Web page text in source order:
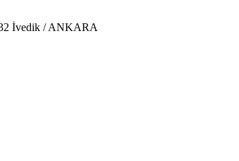
İvedik / ANKARA